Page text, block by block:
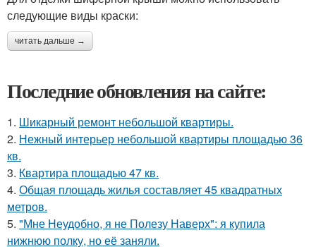
следующие виды краски:
читать дальше →
Последние обновления на сайте:
1. Шикарный ремонт небольшой квартиры.
2. Нежный интерьер небольшой квартиры площадью 36
кв.
3. Квартира площадью 47 кв.
4. Общая площадь жилья составляет 45 квадратных
метров.
5. "Мне Неудобно, я не Полезу Наверх": я купила
нижнюю полку, но её заняли.